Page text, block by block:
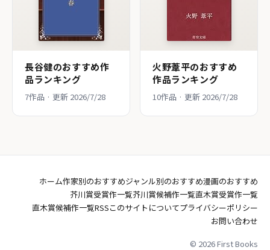
長谷健のおすすめ作
品ランキング
7作品 · 更新 2026/7/28
火野葦平のおすすめ
作品ランキング
10作品 · 更新 2026/7/28
ホーム作家別のおすすめジャンル別のおすすめ漫画のおすすめ
芥川賞受賞作一覧芥川賞候補作一覧直木賞受賞作一覧
直木賞候補作一覧RSSこのサイトについてプライバシーポリシー
お問い合わせ
© 2026 First Books